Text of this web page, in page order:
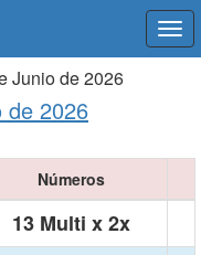
Junio de 2026
de 2026
Números
13 Multi x 2x